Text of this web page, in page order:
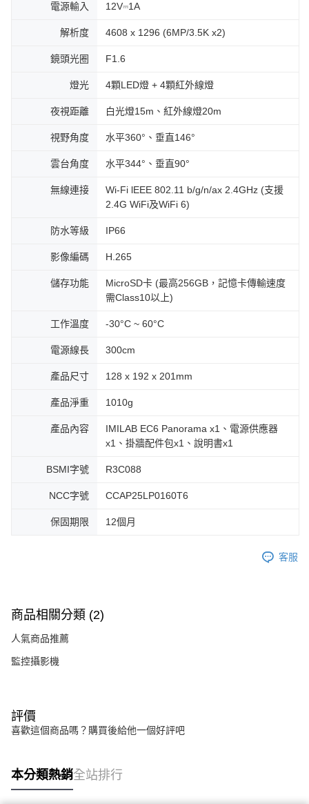
電源輸入 12V⎓1A
解析度 4608 x 1296 (6MP/3.5K x2)
鏡頭光圈 F1.6
燈光 4顆LED燈 + 4顆紅外線燈
夜視距離 白光燈15m、紅外線燈20m
視野角度 水平360°、垂直146°
雲台角度 水平344°、垂直90°
無線連接
Wi-Fi lEEE 802.11 b/g/n/ax 2.4GHz (支援
2.4G WiFi及WiFi 6)
防水等級 IP66
影像編碼 H.265
儲存功能
MicroSD卡 (最高256GB，記憶卡傳輸速度
需Class10以上)
工作溫度 -30°C ~ 60°C
電源線長 300cm
產品尺寸 128 x 192 x 201mm
產品淨重 1010g
產品內容
IMILAB EC6 Panorama x1、電源供應器
x1、掛牆配件包x1、說明書x1
BSMI字號 R3C088
NCC字號 CCAP25LP0160T6
保固期限 12個月
客服
商品相關分類 (2)
人氣商品推薦
監控攝影機
評價
喜歡這個商品嗎？購買後給他一個好評吧
本分類熱銷全站排行